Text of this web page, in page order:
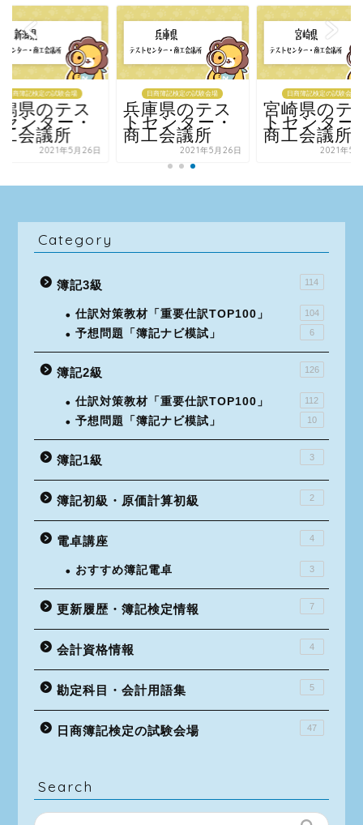
日商簿記検定の試験会場
県のテス
ンター・
会議所
2021年5月26日
日商簿記検定の試験会場
兵庫県のテス
トセンター・
商工会議所
2021年5月26日
日商簿記検定の試験会場
宮崎県のテ
トセンター
商工会議所
2021年5
Category
簿記3級 114
仕訳対策教材「重要仕訳TOP100」 104
予想問題「簿記ナビ模試」 6
簿記2級 126
仕訳対策教材「重要仕訳TOP100」 112
予想問題「簿記ナビ模試」 10
簿記1級 3
簿記初級・原価計算初級 2
電卓講座 4
おすすめ簿記電卓 3
更新履歴・簿記検定情報 7
会計資格情報 4
勘定科目・会計用語集 5
日商簿記検定の試験会場 47
Search